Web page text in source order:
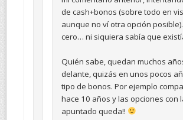
de cash+bonos (sobre todo en
aunque no ví otra opción
cero… ni siquiera sabía que
Quién sabe, quedan muchos
delante, quizás en unos pocos
tipo de bonos. Por ejemplo
hace 10 años y las opciones con
apuntado queda!!